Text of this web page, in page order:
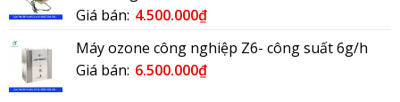
Giá bán: 4.500.000₫
Máy ozone công nghiệp Z6- công suất 6g/h
Giá bán: 6.500.000₫